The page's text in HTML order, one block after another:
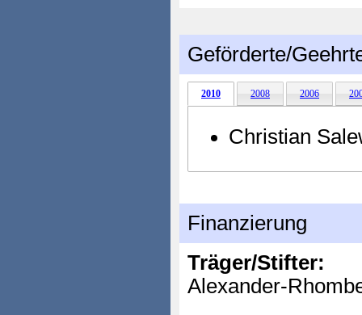
Geförderte/
2010 2008 2006
Christian
Finanzierung
Träger/Stifter:
Alexander-